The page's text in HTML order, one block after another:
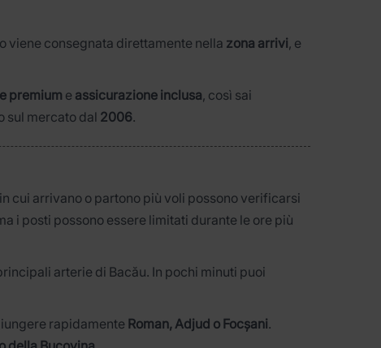
viene consegnata direttamente nella zona arrivi, e
premium e assicurazione inclusa, così sai
sul mercato dal 2006.
cui arrivano o partono più voli possono verificarsi
i posti possono essere limitati durante le ore più
arterie di Bacău. In pochi minuti puoi
rapidamente Roman, Adjud o Focșani.